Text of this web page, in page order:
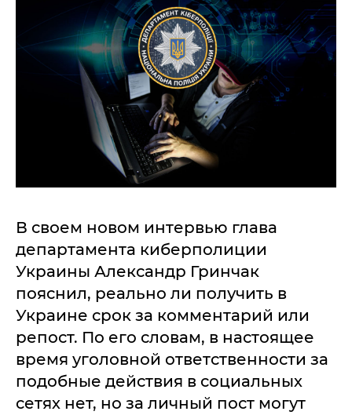
В своем новом интервью глава
департамента киберполиции
Украины Александр Гринчак
пояснил, реально ли получить в
Украине срок за комментарий или
репост. По его словам, в настоящее
время уголовной ответственности за
подобные действия в социальных
сетях нет, но за личный пост могут